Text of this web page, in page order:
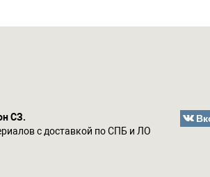
СЗ.
с доставкой по СПБ и ЛО